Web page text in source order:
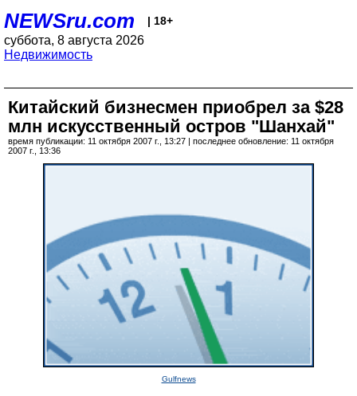
NEWSru.com | 18+
суббота, 8 августа 2026
Недвижимость
Китайский бизнесмен приобрел за $28
млн искусственный остров "Шанхай"
время публикации: 11 октября 2007 г., 13:27 | последнее обновление: 11 октября
2007 г., 13:36
Gulfnews